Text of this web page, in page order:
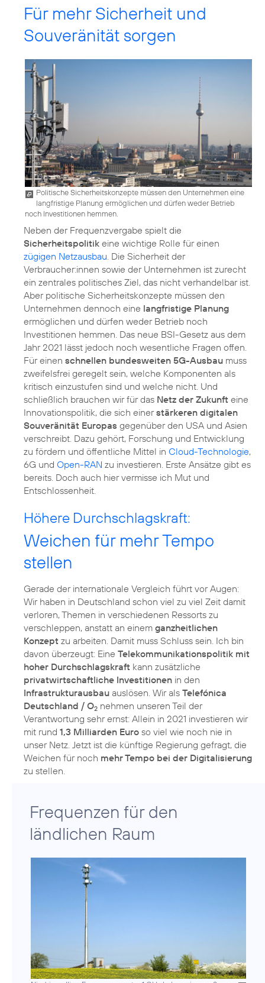
Für mehr Sicherheit und
Souveränität sorgen
Politische Sicherheitskonzepte müssen den Unternehmen eine
langfristige Planung ermöglichen und dürfen weder Betrieb
noch Investitionen hemmen.
Neben der Frequenzvergabe spielt die
Sicherheitspolitik eine wichtige Rolle für einen
zügigen Netzausbau. Die Sicherheit der
Verbraucher:innen sowie der Unternehmen ist zurecht
ein zentrales politisches Ziel, das nicht verhandelbar ist.
Aber politische Sicherheitskonzepte müssen den
Unternehmen dennoch eine langfristige Planung
ermöglichen und dürfen weder Betrieb noch
Investitionen hemmen. Das neue BSI-Gesetz aus dem
Jahr 2021 lässt jedoch noch wesentliche Fragen offen.
Für einen schnellen bundesweiten 5G-Ausbau muss
zweifelsfrei geregelt sein, welche Komponenten als
kritisch einzustufen sind und welche nicht. Und
schließlich brauchen wir für das Netz der Zukunft eine
Innovationspolitik, die sich einerstärkeren digitalen
Souveränität Europas gegenüber den USA und Asien
verschreibt. Dazu gehört, Forschung und Entwicklung
zu fördern und öffentliche Mittel in Cloud-Technologie,
6G und Open-RAN zu investieren. Erste Ansätze gibt es
bereits. Doch auch hier vermisse ich Mut und
Entschlossenheit.
Höhere Durchschlagskraft:
Weichen für mehr Tempo
stellen
Gerade der internationale Vergleich führt vor Augen:
Wir haben in Deutschland schon viel zu viel Zeit damit
verloren, Themen in verschiedenen Ressorts zu
verschleppen, anstatt an einem ganzheitlichen
Konzept zu arbeiten. Damit muss Schluss sein. Ich bin
davon überzeugt: Eine Telekommunikationspolitik mit
hoher Durchschlagskraft kann zusätzliche
privatwirtschaftliche Investitionen in den
Infrastrukturausbau auslösen. Wir als Telefónica
Deutschland / O2 nehmen unseren Teil der
Verantwortung sehr ernst: Allein in 2021 investieren wir
mit rund 1,3 Milliarden Euro so viel wie noch nie in
unser Netz. Jetzt ist die künftige Regierung gefragt, die
Weichen für noch mehr Tempo bei der Digitalisierung
zu stellen.
Frequenzen für den
ländlichen Raum